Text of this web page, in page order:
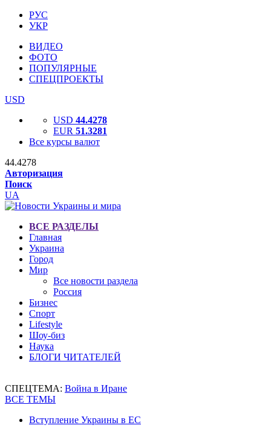
РУС
УКР
ВИДЕО
ФОТО
ПОПУЛЯРНЫЕ
СПЕЦПРОЕКТЫ
USD
USD 44.4278
EUR 51.3281
Все курсы валют
44.4278
Авторизация
Поиск
UA
ВСЕ РАЗДЕЛЫ
Главная
Украина
Город
Мир
Все новости раздела
Россия
Бизнес
Спорт
Lifestyle
Шоу-биз
Наука
БЛОГИ ЧИТАТЕЛЕЙ
СПЕЦТЕМА: Война в Иране
ВСЕ ТЕМЫ
Вступление Украины в ЕС